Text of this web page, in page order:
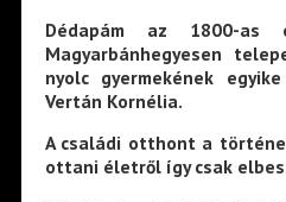
Dédapám az 1800-as
Magyarbánhegyesen
nyolc gyermekének
Vertán Kornélia.
A családi otthont a
ottani életről így csak